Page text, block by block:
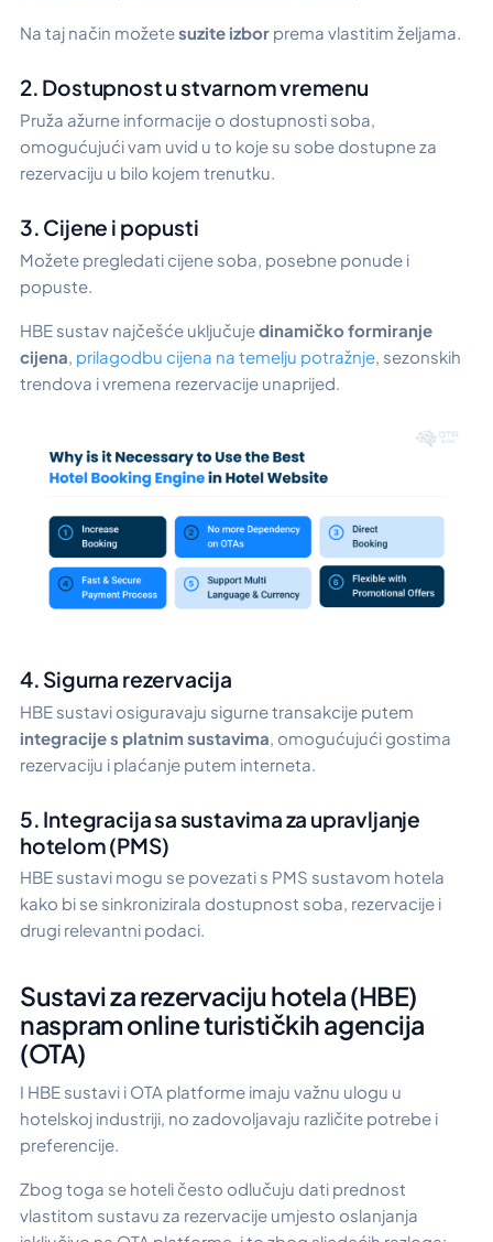
Na taj način možetesuzite izbor prema vlastitim željama.
2. Dostupnost u stvarnom vremenu
Pruža ažurne informacije o dostupnosti soba,
omogućujući vam uvid u to koje su sobe dostupne za
rezervaciju u bilo kojem trenutku.
3. Cijene i popusti
Možete pregledati cijene soba, posebne ponude i
popuste.
HBE sustav najčešće uključujedinamičko formiranje
cijena, prilagodbu cijena na temelju potražnje, sezonskih
trendova i vremena rezervacije unaprijed.
4. Sigurna rezervacija
HBE sustavi osiguravaju sigurne transakcije putem
integracije s platnim sustavima , omogućujući gostima
rezervaciju i plaćanje putem interneta.
5. Integracija sa sustavima za upravljanje
hotelom (PMS)
HBE sustavi mogu se povezati s PMS sustavom hotela
kako bi se sinkronizirala dostupnost soba, rezervacije i
drugi relevantni podaci.
Sustavi za rezervaciju hotela (HBE)
naspram online turističkih agencija
(OTA)
I HBE sustavi i OTA platforme imaju važnu ulogu u
hotelskoj industriji, no zadovoljavaju različite potrebe i
preferencije.
Zbog toga se hoteli često odlučuju dati prednost
vlastitom sustavu za rezervacije umjesto oslanjanja